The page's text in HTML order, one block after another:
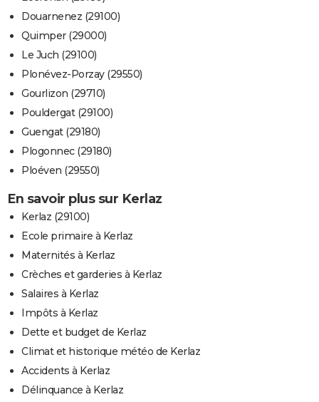
Douarnenez (29100)
Quimper (29000)
Le Juch (29100)
Plonévez-Porzay (29550)
Gourlizon (29710)
Pouldergat (29100)
Guengat (29180)
Plogonnec (29180)
Ploéven (29550)
En savoir plus sur Kerlaz
Kerlaz (29100)
Ecole primaire à Kerlaz
Maternités à Kerlaz
Crèches et garderies à Kerlaz
Salaires à Kerlaz
Impôts à Kerlaz
Dette et budget de Kerlaz
Climat et historique météo de Kerlaz
Accidents à Kerlaz
Délinquance à Kerlaz